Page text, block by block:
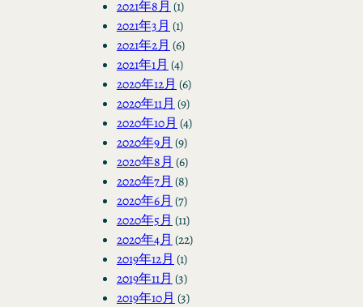
2021年8月 (1)
2021年3月 (1)
2021年2月 (6)
2021年1月 (4)
2020年12月 (6)
2020年11月 (9)
2020年10月 (4)
2020年9月 (9)
2020年8月 (6)
2020年7月 (8)
2020年6月 (7)
2020年5月 (11)
2020年4月 (22)
2019年12月 (1)
2019年11月 (3)
2019年10月 (3)